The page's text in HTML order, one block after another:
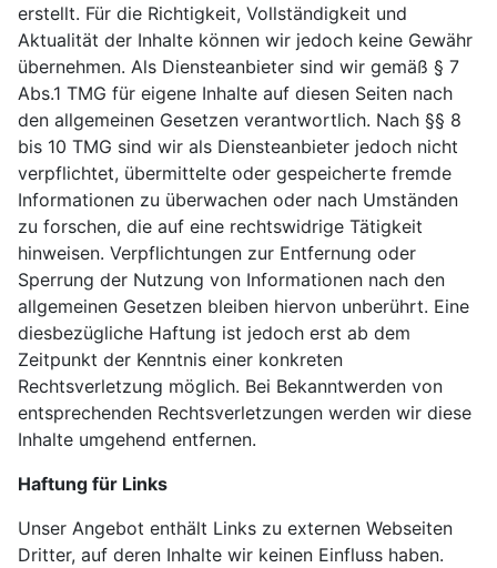
erstellt. Für die Richtigkeit, Vollständigkeit und
Aktualität der Inhalte können wir jedoch keine Gewähr
übernehmen. Als Diensteanbieter sind wir gemäß § 7
Abs.1 TMG für eigene Inhalte auf diesen Seiten nach
den allgemeinen Gesetzen verantwortlich. Nach §§ 8
bis 10 TMG sind wir als Diensteanbieter jedoch nicht
verpflichtet, übermittelte oder gespeicherte fremde
Informationen zu überwachen oder nach Umständen
zu forschen, die auf eine rechtswidrige Tätigkeit
hinweisen. Verpflichtungen zur Entfernung oder
Sperrung der Nutzung von Informationen nach den
allgemeinen Gesetzen bleiben hiervon unberührt. Eine
diesbezügliche Haftung ist jedoch erst ab dem
Zeitpunkt der Kenntnis einer konkreten
Rechtsverletzung möglich. Bei Bekanntwerden von
entsprechenden Rechtsverletzungen werden wir diese
Inhalte umgehend entfernen.
Haftung für Links
Unser Angebot enthält Links zu externen Webseiten
Dritter, auf deren Inhalte wir keinen Einfluss haben.